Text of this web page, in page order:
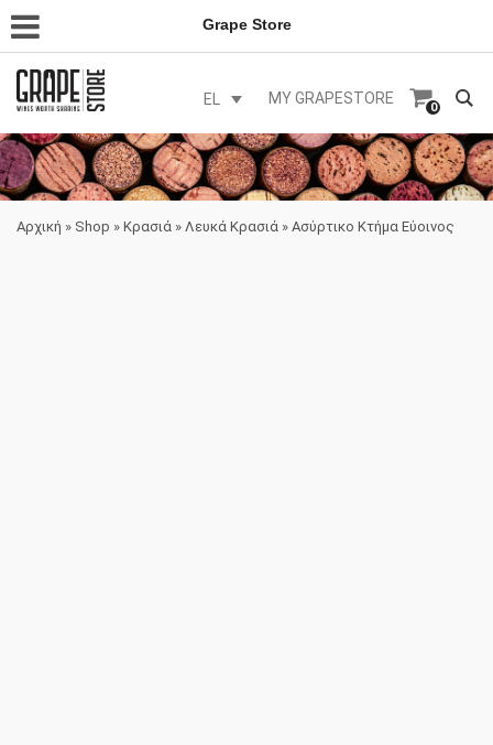
Grape Store
EL MY GRAPESTORE
0
Αρχική » Shop » Κρασιά » Λευκά Κρασιά » Ασύρτικο Κτήμα Εύοινος